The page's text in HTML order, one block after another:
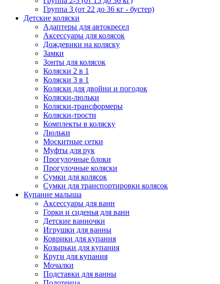
Группа 3 (от 22 до 36 кг - бустер)
Детские коляски
Адаптеры для автокресел
Аксессуары для колясок
Дождевики на коляску
Замки
Зонты для колясок
Коляски 2 в 1
Коляски 3 в 1
Коляски для двойни и погодок
Коляски-люльки
Коляски-трансформеры
Коляски-трости
Комплекты в коляску
Люльки
Москитные сетки
Муфты для рук
Прогулочные блоки
Прогулочные коляски
Сумки для колясок
Сумки для транспортировки колясок
Купание малыша
Аксессуары для ванн
Горки и сиденья для ванн
Детские ванночки
Игрушки для ванны
Коврики для купания
Козырьки для купания
Круги для купания
Мочалки
Подставки для ванны